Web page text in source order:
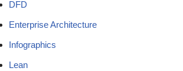
DFD
Enterprise Architecture
Infographics
Lean